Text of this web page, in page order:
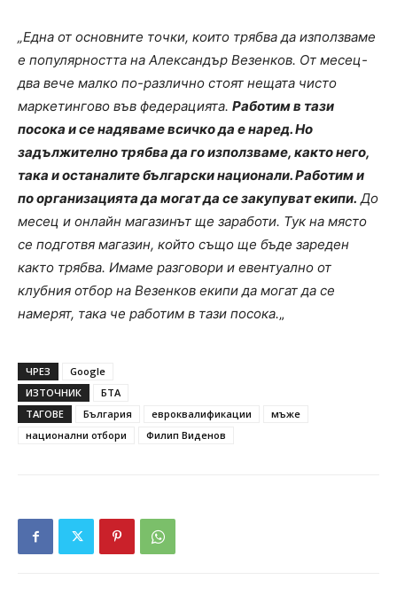
„Една от основните точки, които трябва да използваме
е популярността на Александър Везенков. От месец-
два вече малко по-различно стоят нещата чисто
маркетингово във федерацията. Работим в тази
посока и се надяваме всичко да е наред. Но
задължително трябва да го използваме, както него,
така и останалите български национали. Работим и
по организацията да могат да се закупуват екипи. До
месец и онлайн магазинът ще заработи. Тук на място
се подготвя магазин, който също ще бъде зареден
както трябва. Имаме разговори и евентуално от
клубния отбор на Везенков екипи да могат да се
намерят, така че работим в тази посока.„
ЧРЕЗ
Google
ИЗТОЧНИК
БТА
ТАГОВЕ
България евроквалификации
мъже
национални отбори
Филип Виденов